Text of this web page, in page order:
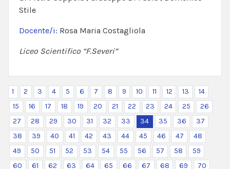
Stile
Docente/i: Rosa Maria Costagliola
Liceo Scientifico “F.Severi”
1 2 3 4 5 6 7 8 9 10 11 12 13
14
15
16 17 18 19 20 21 22 23 24 25
26
27
28 29 30 31 32 33 34 35 36
37
38
39 40 41 42 43 44 45 46 47
48
49
50 51 52 53 54 55 56 57 58
59
60
61 62 63 64 65 66 67 68 69 70